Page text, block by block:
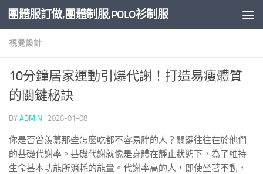
Skip to content
團體服訂做,團體制服,POLO衫制服
視覺設計
10分鐘居家運動引爆代謝！打造易瘦體質
的關鍵秘訣
BY ADMIN · 2026-01-08
你是否曾羨慕那些怎麼吃都不容易胖的人？關鍵往往在於他們
的基礎代謝率。基礎代謝就像是身體在靜止狀態下，為了維持
生命基本功能所消耗的能量。代謝率高的人，即使坐著不動，